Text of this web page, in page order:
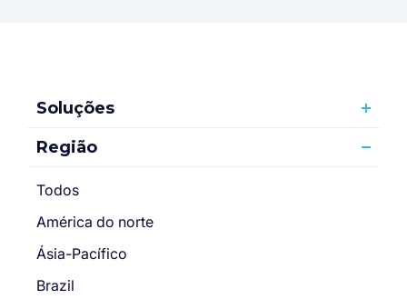
Soluções
Região
Todos
América do norte
Ásia-Pacífico
Brazil